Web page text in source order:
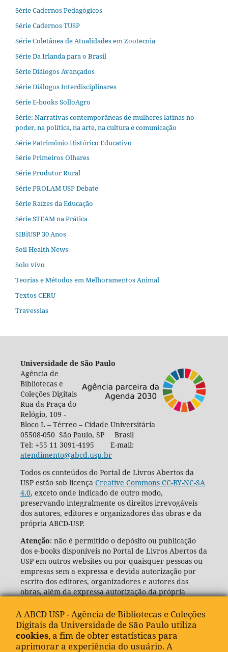
Série Cadernos Pedagógicos
Série Cadernos TUSP
Série Coletânea de Atualidades em Zootecnia
Série Da Irlanda para o Brasil
Série Diálogos Avançados
Série Diálogos Interdisciplinares
Série E-books SolloAgro
Série: Narrativas contemporâneas de mulheres latinas no
poder, na política, na arte, na cultura e comunicação
Série Patrimônio Histórico Educativo
Série Primeiros Olhares
Série Produtor Rural
Série PROLAM USP Debate
Série Raízes da Educação
Série STEAM na Prática
SIBiUSP 30 Anos
Soil Health News
Solo vivo
Teorias e Métodos em Melhoramentos Animal
Textos CERU
Travessias
Universidade de São Paulo
Agência de
Bibliotecas e
Coleções Digitais
Rua da Praça do
Relógio, 109 -
Bloco L – Térreo – Cidade Universitária
05508-050 São Paulo, SP Brasil
Tel: +55 11 3091-4195 E-mail:
atendimento@abcd.usp.br
Todos os conteúdos do Portal de Livros Abertos da
USP estão sob licença Creative Commons CC-BY-NC-SA
4.0, exceto onde indicado de outro modo,
preservando integralmente os direitos irrevogáveis
dos autores, editores e organizadores das obras e da
própria ABCD-USP.
Atenção: não é permitido o depósito ou publicação
dos e-books disponíveis no Portal de Livros Abertos da
USP em outros websites ou por quaisquer pessoas ou
empresas sem a expressa e devida autorização por
escrito dos editores, organizadores e autores das
obras, além da expressa autorização da própria
(ABCD-USP).
A ABCD USP - Agência de Bibliotecas e Coleções
Digitais da Universidade de São Paulo utiliza
cookies, a fim de obter estatísticas para
aprimorar a experiência do usuário. A